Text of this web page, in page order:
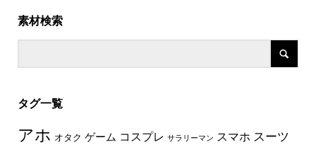
素材検索
タグ一覧
アホ オタク ゲーム コスプレ サラリーマン スマホ スーツ